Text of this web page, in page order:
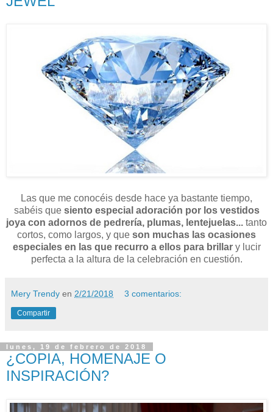
Las que me conocéis desde hace ya bastante tiempo,
sabéis que siento especial adoración por los vestidos
joya con adornos de pedrería, plumas, lentejuelas... tanto
cortos, como largos, y que son muchas las ocasiones
especiales en las que recurro a ellos para brillary lucir
perfecta a la altura de la celebración en cuestión.
Mery Trendy en 2/21/2018 3 comentarios:
Compartir
lunes, 19 de febrero de 2018
¿COPIA, HOMENAJE O
INSPIRACIÓN?